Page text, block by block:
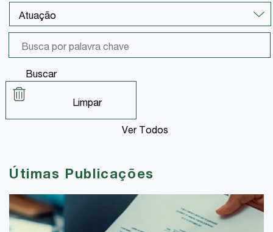
Buscar
Limpar
Ver Todos
Útimas Publicações